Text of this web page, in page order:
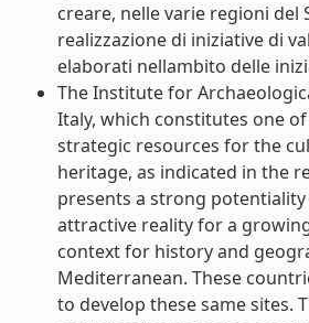
creare, nelle varie regioni
realizzazione di iniziative di
elaborati nellambito delle
The Institute for
Italy, which constitutes one
strategic resources for the
heritage, as indicated in the
presents a strong
attractive reality for a
context for history and
Mediterranean. These
to develop these same sites.